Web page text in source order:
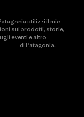
utilizzi il mio
sui prodotti, storie,
eventi e altro
di Patagonia.